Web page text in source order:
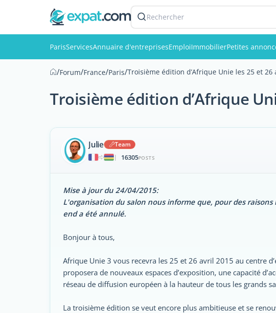
Rechercher
ParisServicesAnnuaire d'entreprisesEmploiImmobilierPetites
/Forum/France/Paris/Troisième édition d’Afrique Unie les 25 et 26
Troisième édition d’Afrique
Julie
Team
|
16305POSTS
Mise à jour du 24/04/2015:
L'organisation du salon nous informe que, pour des
end a été annulé.
Bonjour à tous,
Afrique Unie 3 vous recevra les 25 et 26 avril 2015 au centre
proposera de nouveaux espaces d’exposition, une capacité
réseau de diffusion européen à la hauteur de tous les grands
La troisième édition se veut encore plus ambitieuse et se